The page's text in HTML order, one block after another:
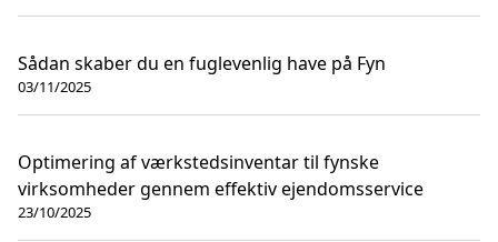
Sådan skaber du en fuglevenlig have på Fyn
03/11/2025
Optimering af værkstedsinventar til fynske
virksomheder gennem effektiv ejendomsservice
23/10/2025